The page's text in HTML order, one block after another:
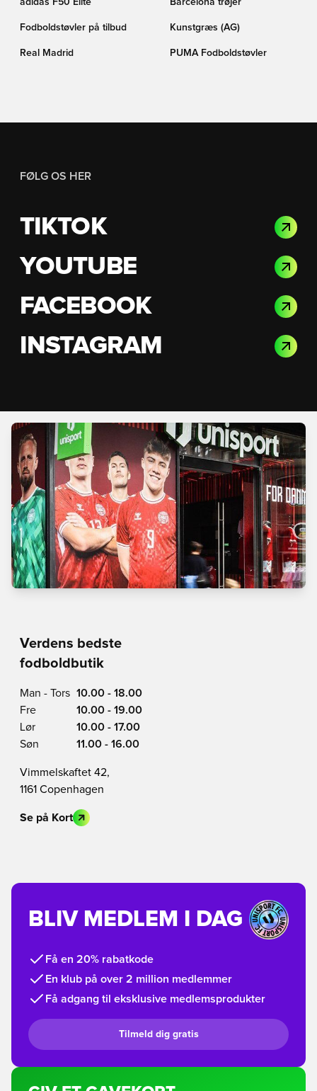
Fodboldstøvler på tilbud Kunstgræs (AG)
Real Madrid PUMA Fodboldstøvler
FØLG OS HER
TIKTOK
YOUTUBE
FACEBOOK
INSTAGRAM
Verdens bedste
fodboldbutik
Man - Tors 10.00 - 18.00
Fre
10.00 - 19.00
Lør
10.00 - 17.00
Søn
11.00 - 16.00
Vimmelskaftet 42,
1161 Copenhagen
Se på Kort
BLIV MEDLEM I DAG
Få en 20% rabatkode
En klub på over 2 million medlemmer
Få adgang til eksklusive medlemsprodukter
Tilmeld dig gratis